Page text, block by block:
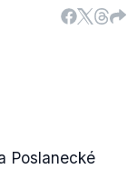
Poslanecké